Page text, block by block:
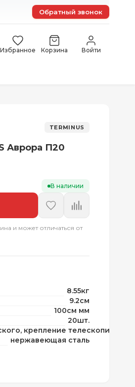
Обратный звонок
Избранное Корзина Войти
TERMINUS
Аврора П20
В наличии
и может отличаться от
8.55кг
9.2см
100см мм
20шт.
крепление
нержавеющая сталь